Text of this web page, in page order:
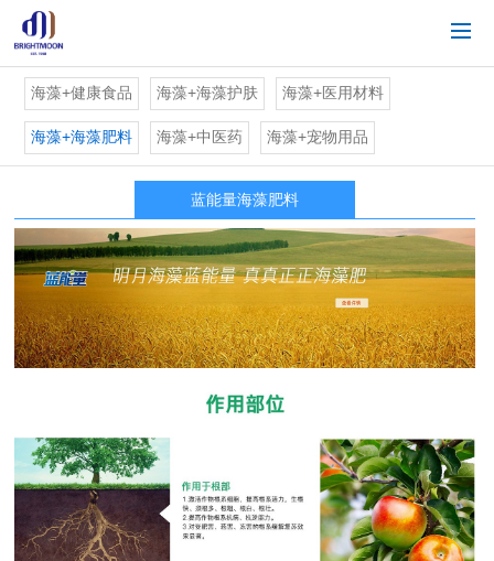
海藻+健康食品 海藻+海藻护肤 海藻+医用材料
海藻+海藻肥料 海藻+中医药 海藻+宠物用品
蓝能量海藻肥料